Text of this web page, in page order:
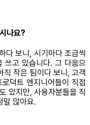
나요?
다 보니, 시기마다 조금씩
쓰고 있습니다. 그 다음으
직 작은 팀이다 보니, 고객
덕트 엔지니어들이 직접
있지만, 사용자분들을 직
말 많아요.